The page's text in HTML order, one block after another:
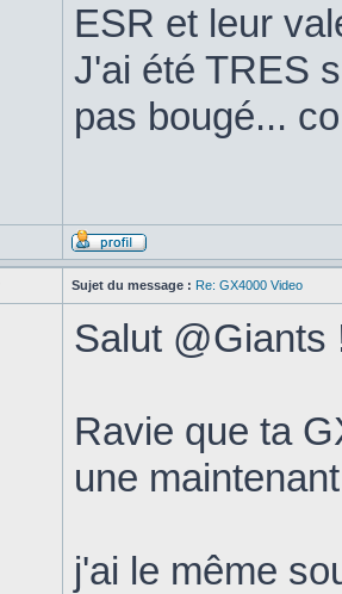
ESR et leur
J'ai été TRES
pas bougé...
Sujet du message : Re: GX4000 Video
Salut @Giants
Ravie que ta
une
j'ai le même